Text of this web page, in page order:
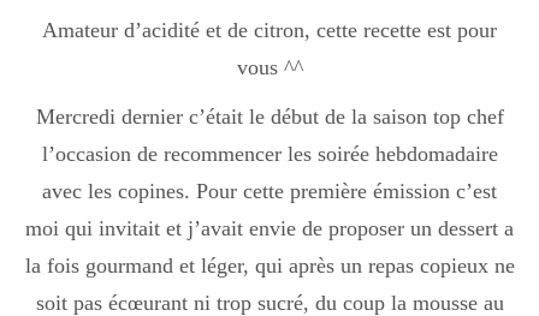
Amateur d’acidité et de citron, cette recette est pour
vous ^^
Mercredi dernier c’était le début de la saison top chef
l’occasion de recommencer les soirée hebdomadaire
avec les copines. Pour cette première émission c’est
moi qui invitait et j’avait envie de proposer un dessert a
la fois gourmand et léger, qui après un repas copieux ne
soit pas écœurant ni trop sucré, du coup la mousse au